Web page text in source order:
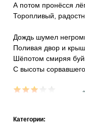
А потом пронёсся
Торопливый,
Дождь шумел
Поливая двор и
Шёпотом смиряя
С высоты
Категории: